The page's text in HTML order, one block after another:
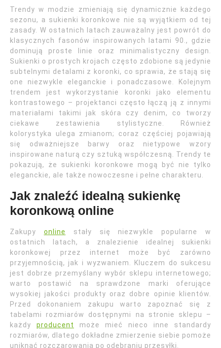
Trendy w modzie zmieniają się dynamicznie każdego
sezonu, a sukienki koronkowe nie są wyjątkiem od tej
zasady. W ostatnich latach zauważalny jest powrót do
klasycznych fasonów inspirowanych latami 90., gdzie
dominują proste linie oraz minimalistyczny design.
Sukienki o prostych krojach często zdobione są jedynie
subtelnymi detalami z koronki, co sprawia, że stają się
one niezwykle eleganckie i ponadczasowe. Kolejnym
trendem jest wykorzystanie koronki jako elementu
kontrastowego – projektanci często łączą ją z innymi
materiałami takimi jak skóra czy denim, co tworzy
ciekawe zestawienia stylistyczne. Również
kolorystyka ulega zmianom; coraz częściej pojawiają
się odważniejsze barwy oraz nietypowe wzory
inspirowane naturą czy sztuką współczesną. Trendy te
pokazują, że sukienki koronkowe mogą być nie tylko
eleganckie, ale także nowoczesne i pełne charakteru.
Jak znaleźć idealną sukienkę
koronkową online
Zakupy online
stały się niezwykle popularne w
ostatnich latach, a znalezienie idealnej sukienki
koronkowej przez internet może być zarówno
przyjemnością, jak i wyzwaniem. Kluczem do sukcesu
jest dobrze przemyślany wybór sklepu internetowego;
warto postawić na sprawdzone marki oferujące
wysokiej jakości produkty oraz dobre opinie klientów.
Przed dokonaniem zakupu warto zapoznać się z
tabelami rozmiarów dostępnymi na stronie sklepu –
każdy producent
może mieć nieco inne standardy
rozmiarów, dlatego dokładne zmierzenie siebie pomoże
uniknąć rozczarowania po odebraniu przesyłki.